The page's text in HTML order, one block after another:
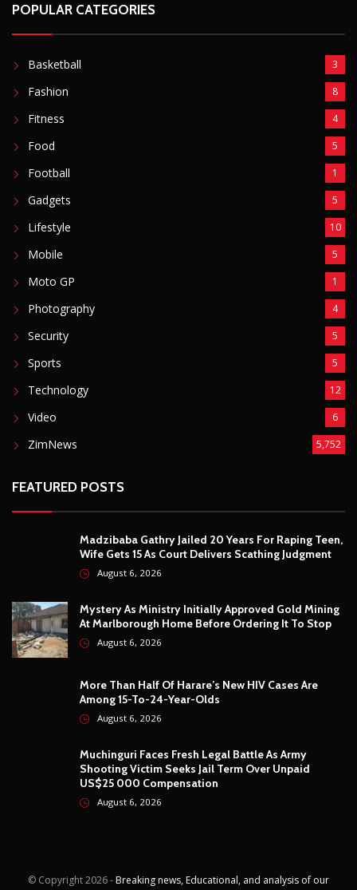
POPULAR CATEGORIES
Basketball 3
Fashion 8
Fitness 4
Food 5
Football 1
Gadgets 5
Lifestyle 10
Mobile 5
Moto GP 1
Photography 4
Security 5
Sports 5
Technology 12
Video 6
ZimNews 5,752
FEATURED POSTS
Madzibaba Gathry Jailed 20 Years For Raping Teen,
Wife Gets 15 As Court Delivers Scathing Judgment
August 6, 2026
Mystery As Ministry Initially Approved Gold Mining
At Marlborough Home Before Ordering It To Stop
August 6, 2026
More Than Half Of Harare’s New HIV Cases Are
Among 15-To-24-Year-Olds
August 6, 2026
Muchinguri Faces Fresh Legal Battle As Army
Shooting Victim Seeks Jail Term Over Unpaid
US$25 000 Compensation
August 6, 2026
© Copyright2026 - Breaking news, Educational, and analysis of our